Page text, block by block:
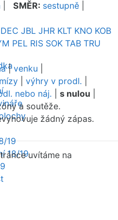
19
18/19
SMĚR: sestupně
DEC JBL JHR KLT KNO KOB
PEL RIS SOK TAB TRU
|venku
výhry v prodl.
nebo náj. s nulou
a soutěže.
žádný zápas.
uvítáme na